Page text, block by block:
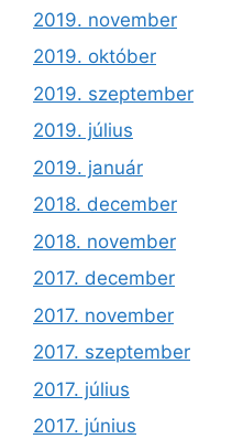
2019. november
2019. október
2019. szeptember
2019. július
2019. január
2018. december
2018. november
2017. december
2017. november
2017. szeptember
2017. július
2017. június